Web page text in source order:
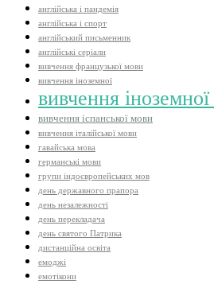
англійська і пандемія
англійська і спорт
англійський письменник
англійські серіали
вивчення французької мови
вивчення іноземної
вивчення
вивчення іспанської мови
вивчення італійської мови
гавайська мова
германські мови
групи індоєвропейських мов
день державного прапора
день незалежності
день перекладача
день святого Патрика
дистанційна освіта
емоджі
емотікони